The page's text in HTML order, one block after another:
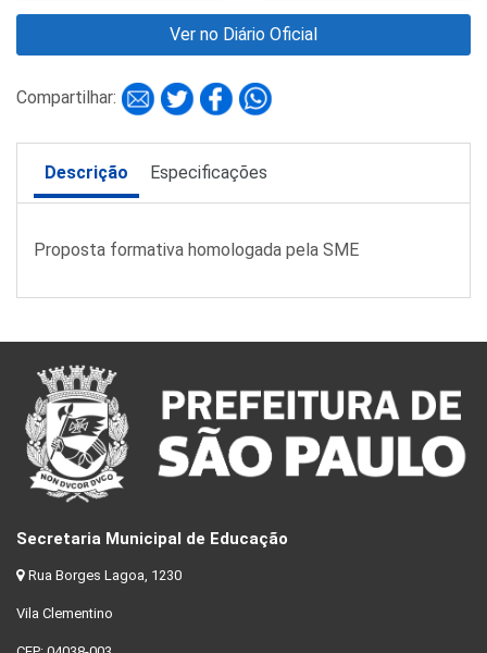
Ver no Diário Oficial
Compartilhar:
Descrição Especificações
Proposta formativa homologada pela SME
Secretaria Municipal de Educação
Rua Borges Lagoa, 1230
Vila Clementino